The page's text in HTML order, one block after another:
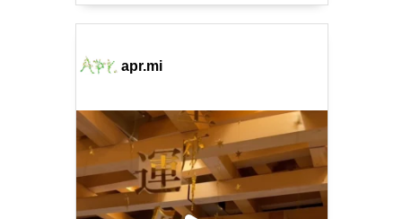
apr.mi